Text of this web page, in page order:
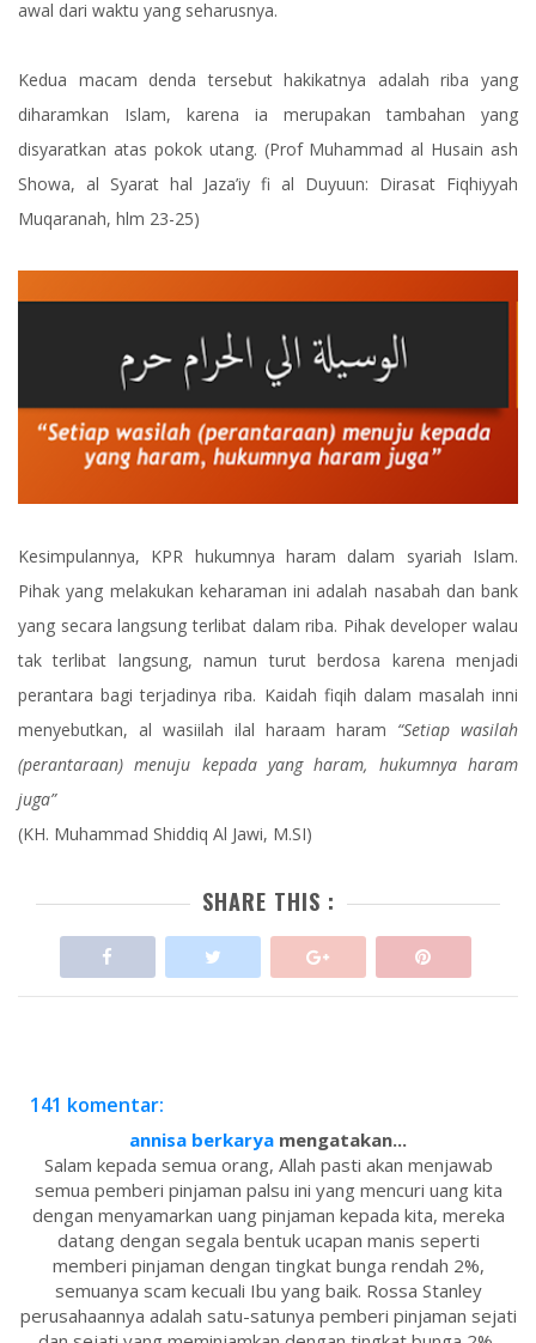
awal dari waktu yang seharusnya.
Kedua macam denda tersebut hakikatnya adalah riba yang
diharamkan Islam, karena ia merupakan tambahan yang
disyaratkan atas pokok utang. (Prof Muhammad al Husain ash
Showa, al Syarat hal Jaza’iy fi al Duyuun: Dirasat Fiqhiyyah
Muqaranah, hlm 23-25)
Kesimpulannya, KPR hukumnya haram dalam syariah Islam.
Pihak yang melakukan keharaman ini adalah nasabah dan bank
yang secara langsung terlibat dalam riba. Pihak developer walau
tak terlibat langsung, namun turut berdosa karena menjadi
perantara bagi terjadinya riba. Kaidah fiqih dalam masalah inni
menyebutkan, al wasiilah ilal haraam haram “Setiap wasilah
(perantaraan) menuju kepada yang haram, hukumnya haram
juga”
(KH. Muhammad Shiddiq Al Jawi, M.SI)
SHARE THIS :
141 komentar:
annisa berkarya mengatakan...
Salam kepada semua orang, Allah pasti akan menjawab
semua pemberi pinjaman palsu ini yang mencuri uang kita
dengan menyamarkan uang pinjaman kepada kita, mereka
datang dengan segala bentuk ucapan manis seperti
memberi pinjaman dengan tingkat bunga rendah 2%,
semuanya scam kecuali Ibu yang baik. Rossa Stanley
perusahaannya adalah satu-satunya pemberi pinjaman sejati